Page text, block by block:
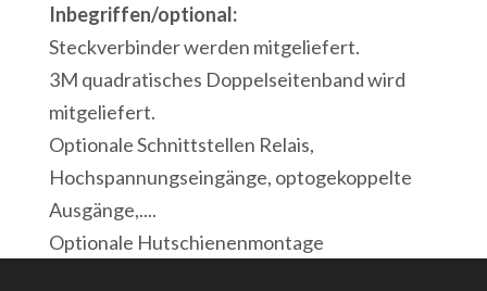
Inbegriffen/optional:
Steckverbinder werden mitgeliefert.
3M quadratisches Doppelseitenband wird
mitgeliefert.
Optionale Schnittstellen Relais,
Hochspannungseingänge, optogekoppelte
Ausgänge,....
Optionale Hutschienenmontage